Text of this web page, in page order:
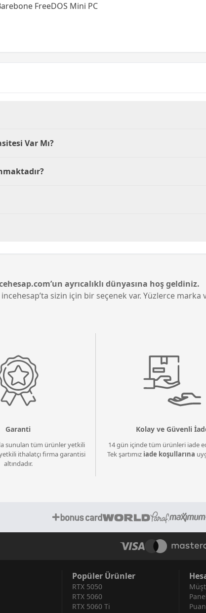
FreeDOS Mini PC
Var Mı?
ayrıcalıklı dünyasına hoş geldiniz.
sizin için bir seçenek var. Yüzlerce
Garanti
sunulan tüm ürünler yetkili
ithalatçı firma garantisi
altındadır.
Kolay ve Güvenli
14 gün içinde tüm ürünleri iade
Tek şartımız iade koşullarına
Popüler Ürünler
RTX 5050
RTX 5060
RTX 5060 Ti